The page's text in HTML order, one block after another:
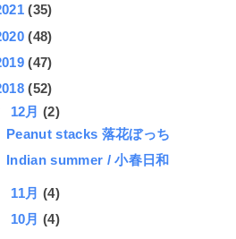
(35)
(48)
(47)
(52)
12月 (2)
Peanut stacks 落花ぼっち
Indian summer / 小春日和
11月 (4)
10月 (4)